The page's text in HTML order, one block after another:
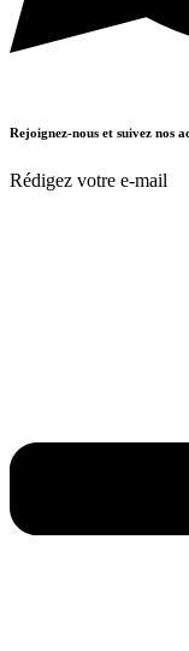
Rejoignez-nous et suivez nos
Rédigez votre e-mail